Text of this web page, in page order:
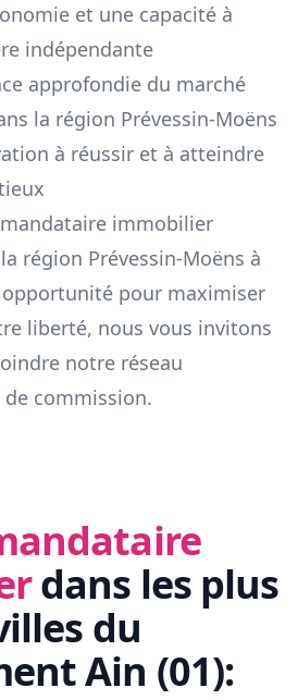
et une capacité à
indépendante
approfondie du marché
la région Prévessin-Moëns
à réussir et à atteindre
immobilier
région Prévessin-Moëns à
opportunité pour maximiser
liberté, nous vous invitons
notre réseau
commission.
dans les plus
du
Ain (01):